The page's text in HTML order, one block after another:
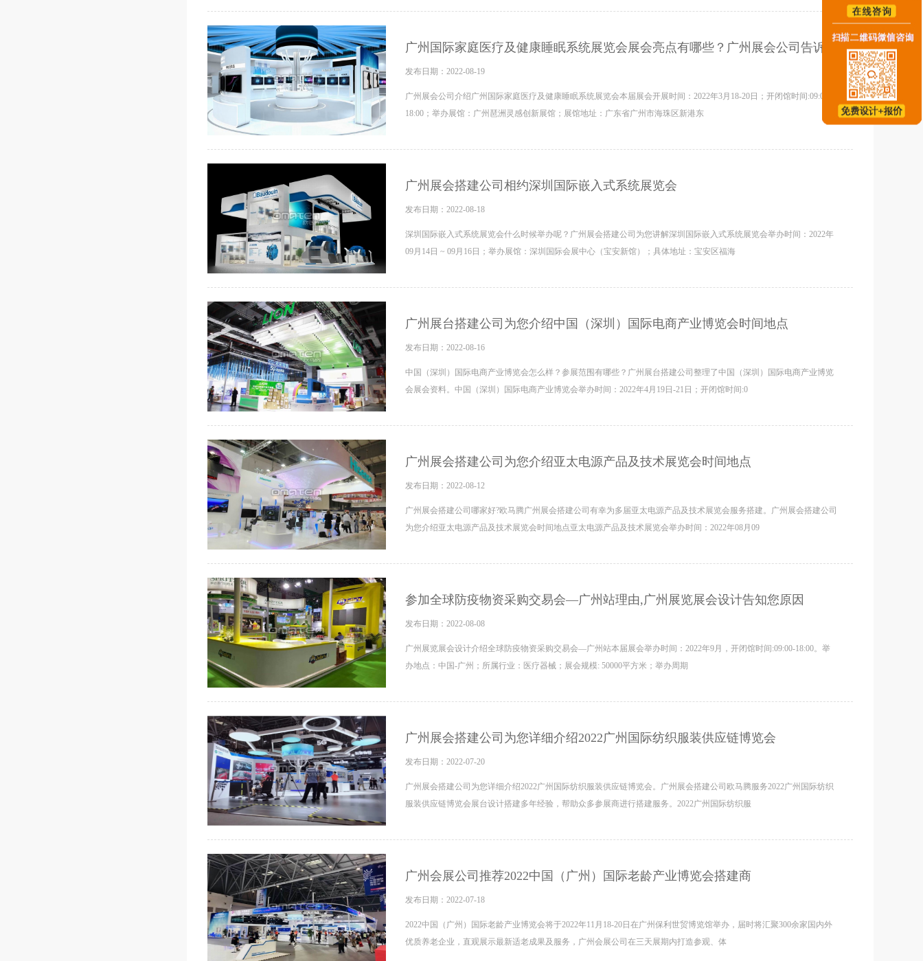
广州国际家庭医疗及健康睡眠系统展览会展会亮点有哪些？广州展会公司告诉你
发布日期：2022-08-19
广州展会公司介绍广州国际家庭医疗及健康睡眠系统展览会本届展会开展时间：2022年3月18-20日；开闭馆时间:09:00-
18:00；举办展馆：广州琶洲灵感创新展馆；展馆地址：广东省广州市海珠区新港东
广州展会搭建公司相约深圳国际嵌入式系统展览会
发布日期：2022-08-18
深圳国际嵌入式系统展览会什么时候举办呢？广州展会搭建公司为您讲解深圳国际嵌入式系统展览会举办时间：2022年
09月14日 ~ 09月16日；举办展馆：深圳国际会展中心（宝安新馆）；具体地址：宝安区福海
广州展台搭建公司为您介绍中国（深圳）国际电商产业博览会时间地点
发布日期：2022-08-16
中国（深圳）国际电商产业博览会怎么样？参展范围有哪些？广州展台搭建公司整理了中国（深圳）国际电商产业博览
会展会资料。中国（深圳）国际电商产业博览会举办时间：2022年4月19日-21日；开闭馆时间:0
广州展会搭建公司为您介绍亚太电源产品及技术展览会时间地点
发布日期：2022-08-12
广州展会搭建公司哪家好?欧马腾广州展会搭建公司有幸为多届亚太电源产品及技术展览会服务搭建。广州展会搭建公司
为您介绍亚太电源产品及技术展览会时间地点亚太电源产品及技术展览会举办时间：2022年08月09
参加全球防疫物资采购交易会—广州站理由,广州展览展会设计告知您原因
发布日期：2022-08-08
广州展览展会设计介绍全球防疫物资采购交易会—广州站本届展会举办时间：2022年9月，开闭馆时间:09:00-18:00。举
办地点：中国-广州；所属行业：医疗器械；展会规模: 50000平方米；举办周期
广州展会搭建公司为您详细介绍2022广州国际纺织服装供应链博览会
发布日期：2022-07-20
广州展会搭建公司为您详细介绍2022广州国际纺织服装供应链博览会。广州展会搭建公司欧马腾服务2022广州国际纺织
服装供应链博览会展台设计搭建多年经验，帮助众多参展商进行搭建服务。2022广州国际纺织服
广州会展公司推荐2022中国（广州）国际老龄产业博览会搭建商
发布日期：2022-07-18
2022中国（广州）国际老龄产业博览会将于2022年11月18-20日在广州保利世贸博览馆举办，届时将汇聚300余家国内外
优质养老企业，直观展示最新适老成果及服务，广州会展公司在三天展期内打造参观、体